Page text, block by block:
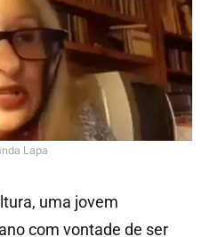
Lapa
uma jovem
com vontade de ser